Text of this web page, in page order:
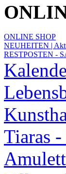
ONLINE SHOP
NEUHEITEN |
RESTPOSTEN -
Tiaras